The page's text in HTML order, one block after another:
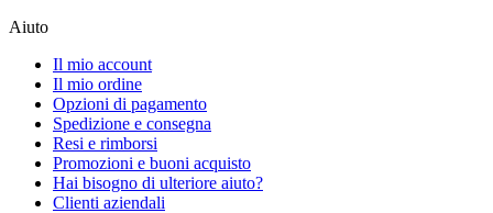
Aiuto
Il mio account
Il mio ordine
Opzioni di pagamento
Spedizione e consegna
Resi e rimborsi
Promozioni e buoni acquisto
Hai bisogno di ulteriore aiuto?
Clienti aziendali